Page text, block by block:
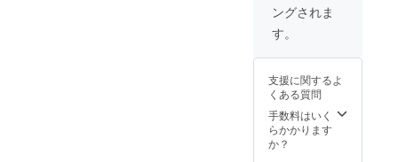
ングされま
す。
支援に関するよ
くある質問
手数料はいく
らかかります
か？